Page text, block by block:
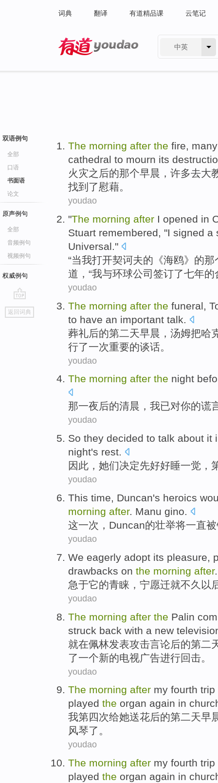
词典 翻译 有道精品课 云笔记
中英
双语例句
全部
口语
书面语
论文
原声例句
全部
音频例句
视频例句
权威例句
go
top
返回词典
The morning after the fire, many
cathedral to mourn its
火灾之后的那个早晨 ， 许多去大
找到了慰藉。
youdao
"The morning after I opened in
Stuart remembered, "I signed a
Universal."
“当我打开契诃夫的《海鸥》的那
道 ，“我与环球公司签订了七年的
youdao
The morning after the funeral
to have an important talk
葬礼后的第二天早晨， 汤姆把哈
行了一次重要的谈话。
youdao
The morning after the night
那一夜后的清晨 ， 我已对你的谎
youdao
So they decided to talk about it
night's rest.
因此 ， 她们决定先好好睡一觉，
youdao
This time, Duncan's heroics
morning after. Manu gino.
这一次 ， Duncan的壮举将一直被
youdao
We eagerly adopt its pleasure,
drawbacks on the morning after.
急于它的青睐 ， 宁愿迁就不久 以
youdao
The morning after the Palin
struck back with a new
就在佩林发表攻击言论后的第二
了一个新的电视广告进行回击。
youdao
The morning after my fourth trip
played the organ again in
我第四次给她送花后的第二天早
风琴了。
youdao
The morning after my fourth trip
played the organ again in